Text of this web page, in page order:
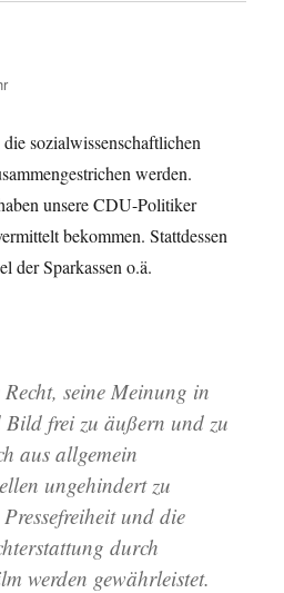
sozialwissenschaftlichen
werden.
unsere CDU-Politiker
bekommen. Stattdessen
der Sparkassen o.ä.
seine Meinung in
frei zu äußern und zu
aus allgemein
ungehindert zu
und die
durch
werden gewährleistet.